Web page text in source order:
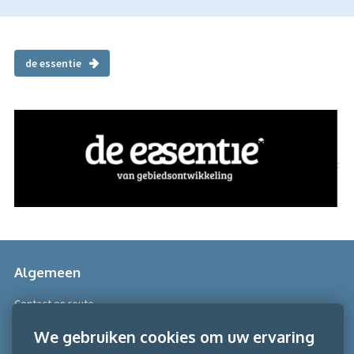
de essentie
Algemeen
Contact en route
We gebruiken cookies om uw ervaring